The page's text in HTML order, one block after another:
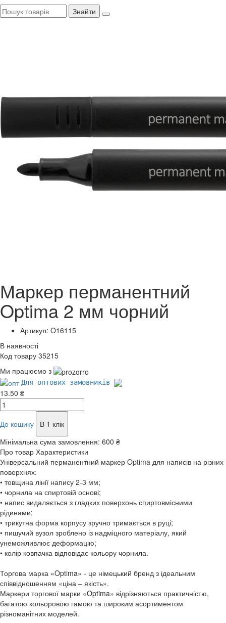
Знайти
Маркер перманентний
Optima 2 мм чорний
Артикул: O16115
В наявності
Код товару 35215
Ми працюємо з
Для оптових замовників
13.50 ₴
До кошику
В 1 клік
Мінімальна сума замовлення: 600 ₴
Про товар Характеристики
Універсальний перманентний маркер Optima для написів на різних
поверхнях:
• товщина лінії напису 2-3 мм;
• чорнила на спиртовій основі;
• напис видаляється з гладких поверхонь спиртовмісними
рідинами;
• трикутна форма корпусу зручно тримається в руці;
• пишучий вузол зроблено із надміцного матеріалу, який
унеможливлює деформацію;
• колір ковпачка відповідає кольору чорнила.
Торгова марка «Optima» - це німецький бренд з ідеальним
співвідношенням «ціна – якість».
Маркери торгової марки «Optima» відрізняються практичністю,
багатою кольоровою гамою та широким асортиментом
різноманітних моделей.